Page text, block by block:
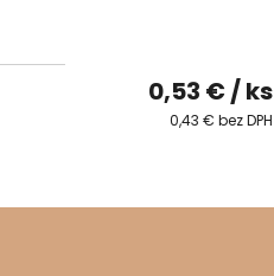
0,53 € / ks
0,43 € bez DPH